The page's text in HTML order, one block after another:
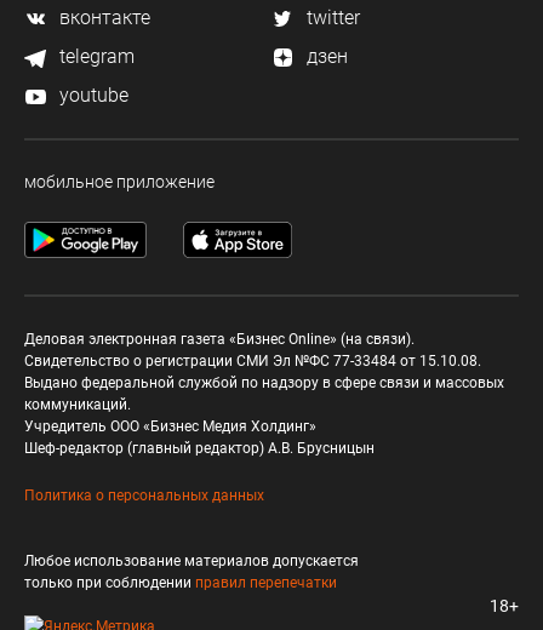
вконтакте
twitter
telegram
дзен
youtube
мобильное приложение
Деловая электронная газета «Бизнес Online» (на связи).
Свидетельство о регистрации СМИ Эл №ФС 77-33484 от 15.10.08.
Выдано федеральной службой по надзору в сфере связи и массовых
коммуникаций.
Учредитель ООО «Бизнес Медия Холдинг»
Шеф-редактор (главный редактор) А.В. Брусницын
Политика о персональных данных
Любое использование материалов допускается
только при соблюдении правил перепечатки
18+